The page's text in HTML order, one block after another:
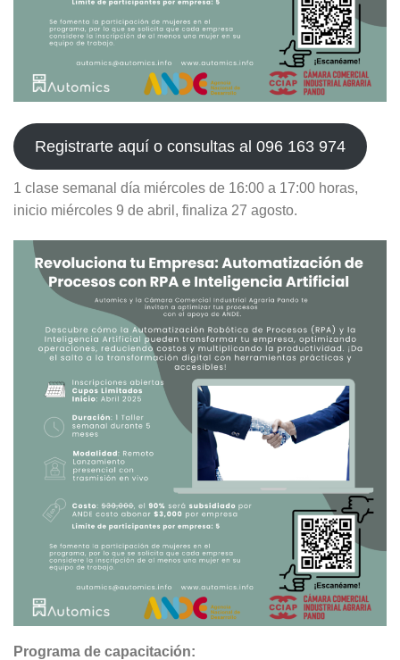
Registrarte aquí o consultas al 096 163 974
1 clase semanal día miércoles de 16:00 a 17:00 horas,
inicio miércoles 9 de abril, finaliza 27 agosto.
Programa de capacitación: